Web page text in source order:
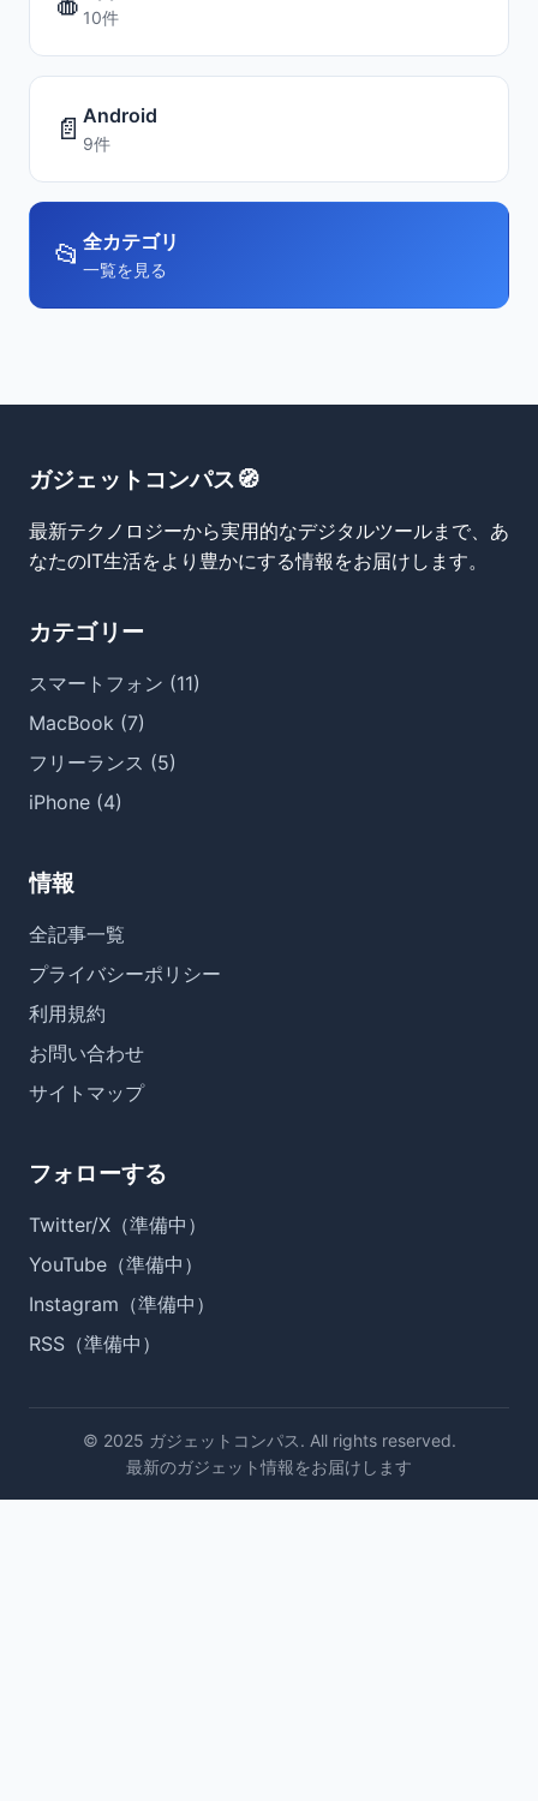
10件
📄 Android
9件
📂 全カテゴリ
一覧を見る
ガジェットコンパス🧭
最新テクノロジーから実用的なデジタルツールまで、あ
なたのIT生活をより豊かにする情報をお届けします。
カテゴリー
スマートフォン (11)
MacBook (7)
フリーランス (5)
iPhone (4)
情報
全記事一覧
プライバシーポリシー
利用規約
お問い合わせ
サイトマップ
フォローする
Twitter/X（準備中）
YouTube（準備中）
Instagram（準備中）
RSS（準備中）
© 2025 ガジェットコンパス. All rights reserved.
最新のガジェット情報をお届けします